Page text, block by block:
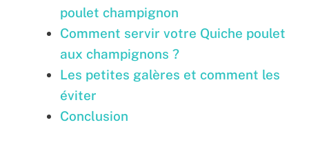
poulet champignon
Comment servir votre Quiche poulet
aux champignons ?
Les petites galères et comment les
éviter
Conclusion